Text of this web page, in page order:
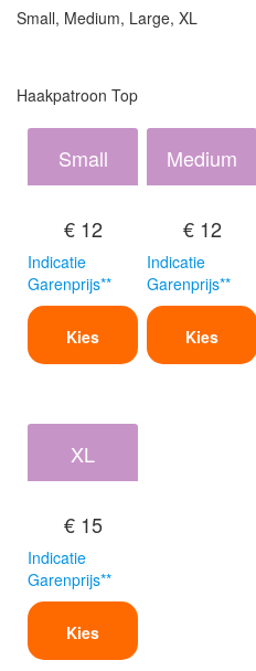
Small, Medium, Large, XL
Haakpatroon Top
Small
€ 12
Indicatie
Garenprijs**
Kies
Medium
€ 12
Indicatie
Garenprijs**
Kies
XL
€ 15
Indicatie
Garenprijs**
Kies